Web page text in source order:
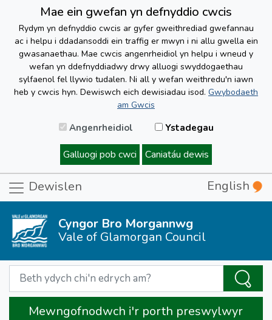
Mae ein gwefan yn defnyddio cwcis
Rydym yn defnyddio cwcis ar gyfer gweithrediad gwefannau
ac i helpu i ddadansoddi ein traffig er mwyn i ni allu gwella ein
gwasanaethau. Mae cwcis angenrheidiol yn helpu i wneud y
wefan yn ddefnyddiadwy drwy alluogi swyddogaethau
sylfaenol fel llywio tudalen. Ni all y wefan weithredu'n iawn
heb y cwcis hyn. Dewiswch eich dewisiadau isod. Gwybodaeth
am Gwcis
Angenrheidiol Ystadegau
Galluogi pob cwci Caniatáu dewis
Dewislen English
Cyngor Bro Morgannwg
Vale of Glamorgan Council
Mewngofnodwch i'r porth preswylwyr